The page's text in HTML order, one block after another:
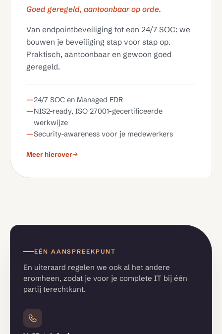
Goed geregeld, aantoonbaar op orde.
Van endpointbeveiliging tot een 24/7 SOC: we
bouwen je beveiliging stap voor stap op.
Praktisch, aantoonbaar en gewoon goed
geregeld.
24/7 SOC en Managed EDR
NIS2-ready, ISO 27001-gecertificeerde
werkwijze
Security-awareness voor je medewerkers
Meer hierover
EÉN AANSPREEKPUNT
En uiteraard regelen we ook al het andere
eromheen, zodat je voor je complete IT bij één
partij terechtkunt.